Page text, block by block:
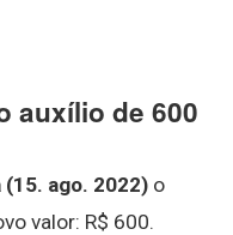
auxílio de 600
(15. ago. 2022) o
valor: R$ 600.